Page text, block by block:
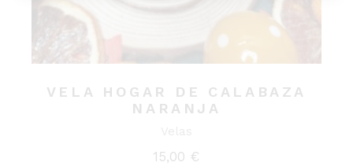
VELA HOGAR DE CALABAZA
NARANJA
15,00 €